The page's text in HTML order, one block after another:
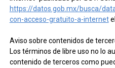
https://datos.gob.mx/busca/
con-acceso-gratuito-a-internet
Aviso sobre contenidos de
Los términos de libre uso no lo
contenido de terceros como